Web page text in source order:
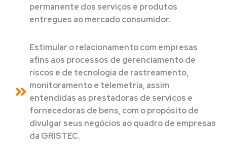
permanente dos serviços e produtos
entregues ao mercado consumidor.
Estimular o relacionamento com empresas
afins aos processos de gerenciamento de
riscos e de tecnologia de rastreamento,
monitoramento e telemetria, assim
entendidas as prestadoras de serviços e
fornecedoras de bens, com o propósito de
divulgar seus negócios ao quadro de empresas
da GRISTEC.